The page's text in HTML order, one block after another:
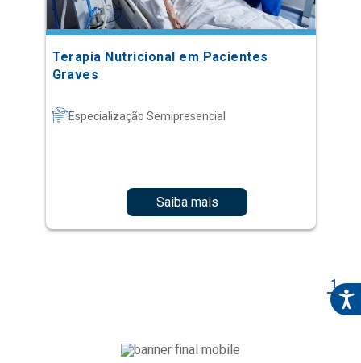
Terapia Nutricional em Pacientes
Graves
Especialização Semipresencial
Saiba mais
1